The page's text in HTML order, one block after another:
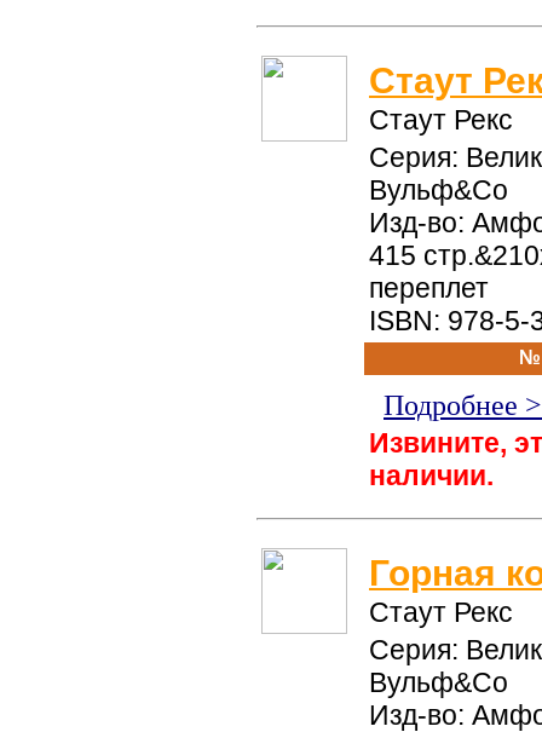
Стаут
Стаут Рекс
Серия:
Вульф&Со
Изд-во:
415
переплет
ISBN: 978-5-
Подробнее
Извините,
наличии.
Горная
Стаут Рекс
Серия:
Вульф&Со
Изд-во: